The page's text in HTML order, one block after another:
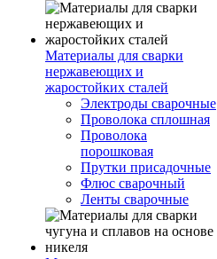
Материалы для сварки
нержавеющих и
жаростойких сталей
Электроды сварочные
Проволока сплошная
Проволока
порошковая
Прутки присадочные
Флюс сварочный
Ленты сварочные